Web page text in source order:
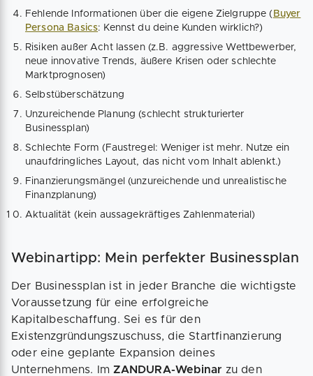
Fehlende Informationen über die eigene Zielgruppe ( Buyer
Persona Basics: Kennst du deine Kunden wirklich?)
Risiken außer Acht lassen (z.B. aggressive Wettbewerber,
neue innovative Trends, äußere Krisen oder schlechte
Marktprognosen)
Selbstüberschätzung
Unzureichende Planung (schlecht strukturierter
Businessplan)
Schlechte Form (Faustregel: Weniger ist mehr. Nutze ein
unaufdringliches Layout, das nicht vom Inhalt ablenkt.)
Finanzierungsmängel (unzureichende und unrealistische
Finanzplanung)
Aktualität (kein aussagekräftiges Zahlenmaterial)
Webinartipp: Mein perfekter Businessplan
Der Businessplan ist in jeder Branche die wichtigste
Voraussetzung für eine erfolgreiche
Kapitalbeschaffung. Sei es für den
Existenzgründungszuschuss, die Startfinanzierung
oder eine geplante Expansion deines
Unternehmens. ImZANDURA-Webinar zu den